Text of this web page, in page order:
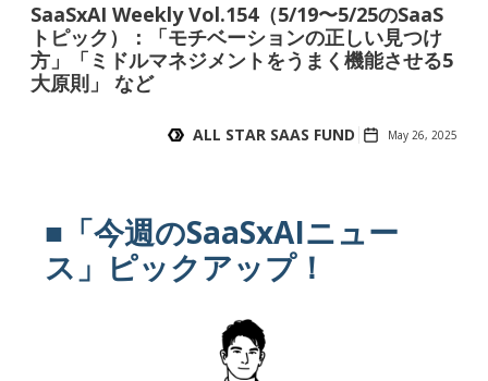
SaaSxAI Weekly Vol.154（5/19〜5/25のSaaS
トピック）：「モチベーションの正しい見つけ
方」「ミドルマネジメントをうまく機能させる5
大原則」 など
ALL STAR SAAS FUND May 26, 2025
■「今週のSaaSxAIニュー
ス」ピックアップ！